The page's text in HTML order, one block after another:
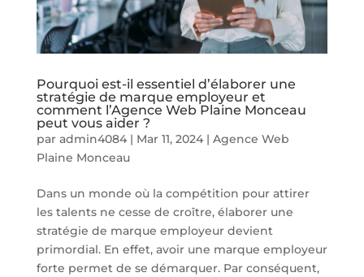
Pourquoi est-il essentiel d’élaborer une
stratégie de marque employeur et
comment l’Agence Web Plaine Monceau
peut vous aider ?
par admin4084| Mar 11, 2024| Agence Web
Plaine Monceau
Dans un monde où la compétition pour attirer
les talents ne cesse de croître, élaborer une
stratégie de marque employeur devient
primordial. En effet, avoir une marque employeur
forte permet de se démarquer. Par conséquent,